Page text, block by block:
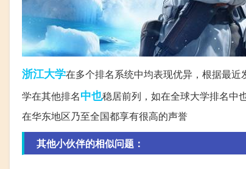
浙江大学在多个排名系统中均表现优异，根据最
学在其他排名中也稳居前列，如在全球大学排名中
在华东地区乃至全国都享有很高的声誉
其他小伙伴的相似问题：